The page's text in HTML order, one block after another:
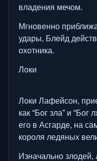
владения мечом.
Мгновенно
удары, Блейд
охотника.
Локи
Локи Лафейсон,
как “Бог зла” и
его в Асгарде, на
короля ледяных
Изначально злодей,